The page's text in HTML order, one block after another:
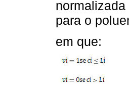
para o
em que: